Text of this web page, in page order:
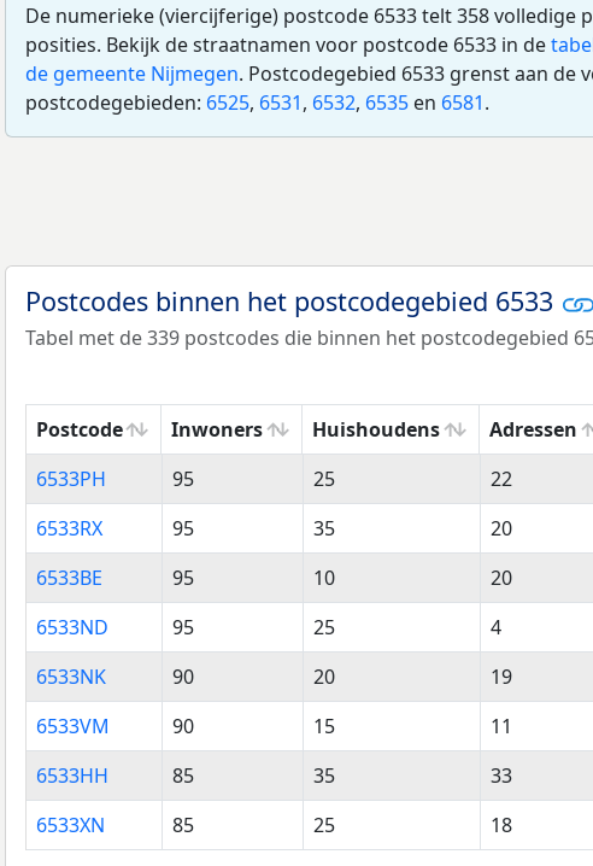
De numerieke (viercijferige) postcode 6533 telt 358 volledige
posities. Bekijk de straatnamen voor postcode 6533 in de
de gemeente Nijmegen. Postcodegebied 6533 grenst aan de
postcodegebieden: 6525, 6531, 6532, 6535 en 6581.
Postcodes binnen het postcodegebied 6533
Tabel met de 339 postcodes die binnen het postcodegebied
Postcode
Inwoners Huishoudens Adressen
Postcode
Inwoners Huishoudens Adressen
6533PH 95 25 22
6533RX
95 35 20
6533BE
95 10 20
6533ND
95 25 4
6533NK
90 20 19
6533VM
90 15 11
6533HH
85 35 33
6533XN
85 25 18